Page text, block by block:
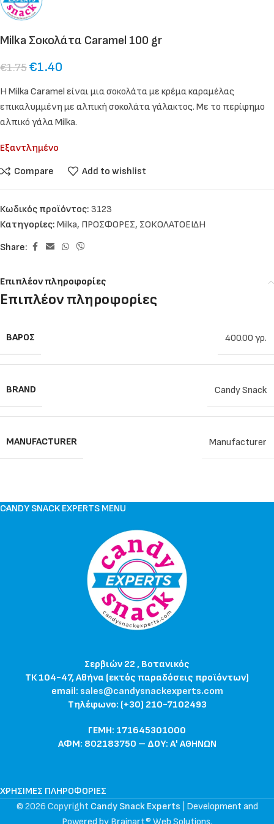
Milka Σοκολάτα Caramel 100 gr
€1.75€1.40
Η Milka Caramel είναι μια σοκολάτα με κρέμα καραμέλας
επικαλυμμένη με αλπική σοκολάτα γάλακτος. Με το περίφημο
αλπικό γάλα Milka.
Εξαντλημένο
Compare
Add to wishlist
Κωδικός προϊόντος: 3123
Κατηγορίες: Milka, ΠΡΟΣΦΟΡΕΣ, ΣΟΚΟΛΑΤΟΕΙΔΗ
Share:
Επιπλέον πληροφορίες
Επιπλέον πληροφορίες
ΒΆΡΟΣ 400.00 γρ.
BRAND Candy Snack
MANUFACTURER Manufacturer
CANDY SNACK EXPERTS MENU
Σερβιών 22 , Βοτανικός
ΤΚ 104-47, Αθήνα (εκτός παραδόσεις προϊόντων)
email: sales@candysnackexperts.com
Τηλέφωνο: (+30) 210-7102493
ΓΕΜΗ: 171645301000
ΑΦΜ: 802183750 – ΔΟΥ: Α' ΑΘΗΝΩΝ
ΧΡΉΣΙΜΕΣ ΠΛΗΡΟΦΟΡΊΕΣ
© 2026 Copyright Candy Snack Experts
Development and